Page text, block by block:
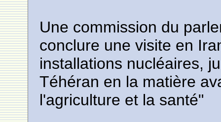
Une commission du
conclure une visite en
installations nucléaires,
Téhéran en la matière
l'agriculture et la santé"